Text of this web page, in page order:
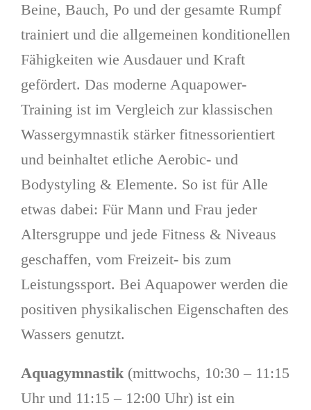
Beine, Bauch, Po und der gesamte Rumpf
trainiert und die allgemeinen konditionellen
Fähigkeiten wie Ausdauer und Kraft
gefördert. Das moderne Aquapower-
Training ist im Vergleich zur klassischen
Wassergymnastik stärker fitnessorientiert
und beinhaltet etliche Aerobic- und
Bodystyling & Elemente. So ist für Alle
etwas dabei: Für Mann und Frau jeder
Altersgruppe und jede Fitness & Niveaus
geschaffen, vom Freizeit- bis zum
Leistungssport. Bei Aquapower werden die
positiven physikalischen Eigenschaften des
Wassers genutzt.
Aquagymnastik(mittwochs, 10:30 – 11:15
Uhr und 11:15 – 12:00 Uhr) ist ein